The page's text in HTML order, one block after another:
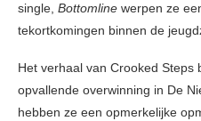
single, Bottomline werpen ze
tekortkomingen binnen de
Het verhaal van Crooked Steps
opvallende overwinning in De
hebben ze een opmerkelijke